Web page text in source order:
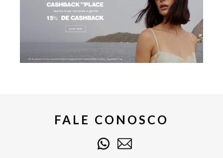
FALE CONOSCO